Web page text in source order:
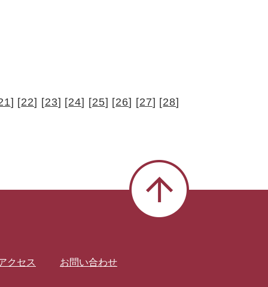
] [22] [23] [24] [25] [26] [27] [28]
クセス お問い合わせ